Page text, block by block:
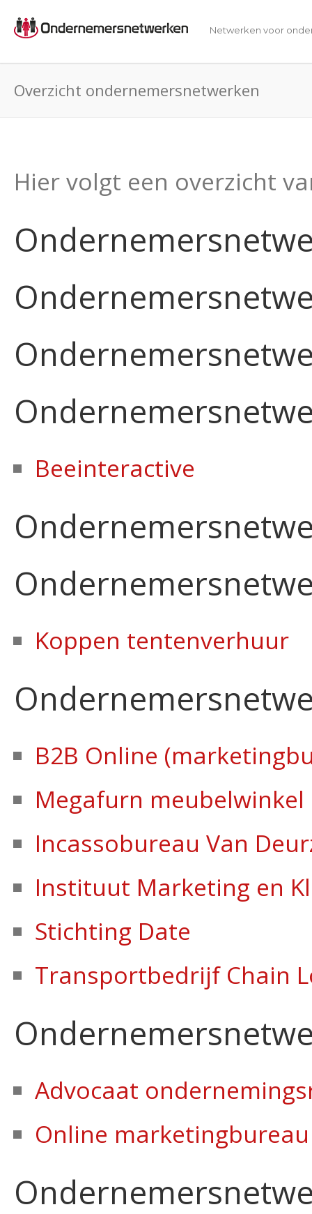
Netwerken voor
Overzicht ondernemersnetwerken
Hier volgt een overzicht
Beeinteractive
Koppen tentenverhuur
B2B Online
Megafurn
Incassobureau Van
Instituut Marketing en
Stichting Date
Transportbedrijf Chain
Advocaat
Online